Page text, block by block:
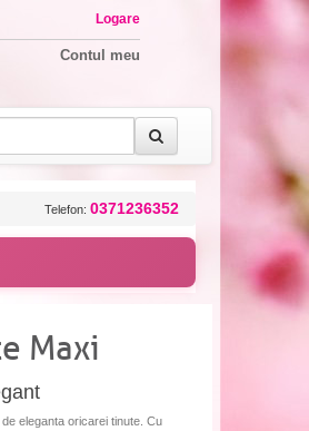
Logare
Contul meu
Telefon: 0371236352
Maxi
eleganta oricarei tinute. Cu